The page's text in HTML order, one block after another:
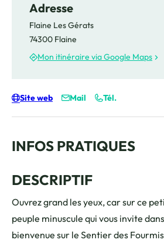
INFOS PRATIQUES
DESCRIPTIF
Ouvrez grand les yeux, car sur ce
peuple minuscule qui vous invite
bienvenue sur le Sentier des
Adresse
Flaine Les Gérats
74300 Flaine
Mon itinéraire via Google Maps
Site web Mail Tél.